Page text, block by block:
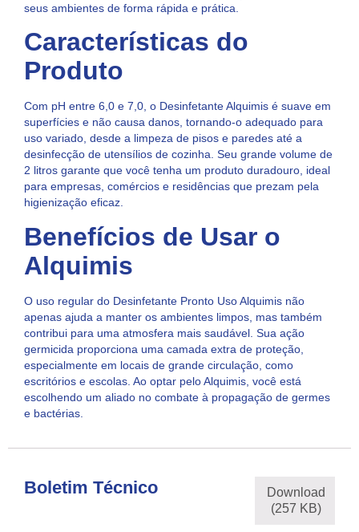
seus ambientes de forma rápida e prática.
Características do
Produto
Com pH entre 6,0 e 7,0, o Desinfetante Alquimis é suave em
superfícies e não causa danos, tornando-o adequado para
uso variado, desde a limpeza de pisos e paredes até a
desinfecção de utensílios de cozinha. Seu grande volume de
2 litros garante que você tenha um produto duradouro, ideal
para empresas, comércios e residências que prezam pela
higienização eficaz.
Benefícios de Usar o
Alquimis
O uso regular do Desinfetante Pronto Uso Alquimis não
apenas ajuda a manter os ambientes limpos, mas também
contribui para uma atmosfera mais saudável. Sua ação
germicida proporciona uma camada extra de proteção,
especialmente em locais de grande circulação, como
escritórios e escolas. Ao optar pelo Alquimis, você está
escolhendo um aliado no combate à propagação de germes
e bactérias.
Boletim Técnico
Download
(257 KB)